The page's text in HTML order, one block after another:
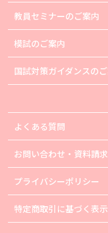
教員セミナーのご案内
模試のご案内
国試対策ガイダンスの
よくある質問
お問い合わせ・資料請求
プライバシーポリシー
特定商取引に基づく表示